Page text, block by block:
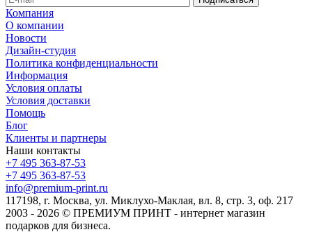
Компания
О компании
Новости
Дизайн-студия
Политика конфиденциальности
Информация
Условия оплаты
Условия доставки
Помощь
Блог
Клиенты и партнеры
Наши контакты
+7 495 363-87-53
+7 495 363-87-53
info@premium-print.ru
117198, г. Москва, ул. Миклухо-Маклая, вл. 8, стр. 3, оф. 217
2003 - 2026 © ПРЕМИУМ ПРИНТ - интернет магазин
подарков для бизнеса.